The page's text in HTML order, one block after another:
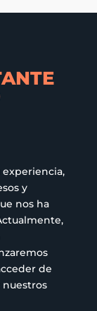
y
nos ha
de
nuestros